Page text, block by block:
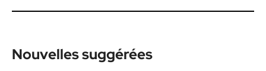
Nouvelles suggérées